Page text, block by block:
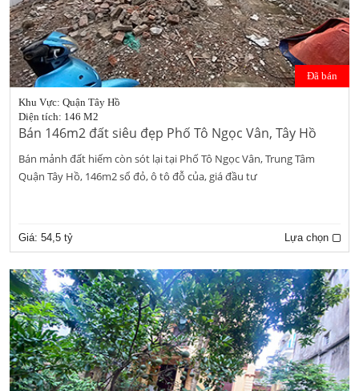
Đã bán
Khu Vực: Quận Tây Hồ
Diện tích: 146 M2
Bán 146m2 đất siêu đẹp Phố Tô Ngọc Vân, Tây Hồ
Bán mảnh đất hiếm còn sót lại tại Phố Tô Ngọc Vân, Trung Tâm
Quận Tây Hồ, 146m2 sổ đỏ, ô tô đỗ của, giá đầu tư
Giá: 54,5 tỷ Lựa chọn